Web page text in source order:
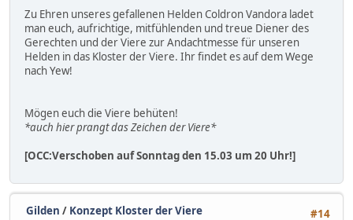
Zu Ehren unseres gefallenen Helden Coldron Vandora ladet
man euch, aufrichtige, mitfühlenden und treue Diener des
Gerechten und der Viere zur Andachtmesse für unseren
Helden in das Kloster der Viere. Ihr findet es auf dem Wege
nach Yew!
Mögen euch die Viere behüten!
*auch hier prangt das Zeichen der Viere*
[OCC:Verschoben auf Sonntag den 15.03 um 20 Uhr!]
#14
Gilden / Konzept Kloster der Viere